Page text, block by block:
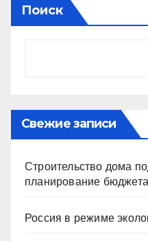
Поиск
Свежие записи
Строительство дома
планирование бюджета
Россия в режиме